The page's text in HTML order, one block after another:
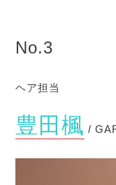
No.3
ヘア担当
豊田楓 /